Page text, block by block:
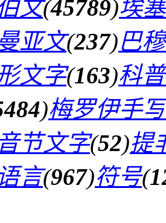
文(45789)埃
亚文(237)巴
文字(163)科
)梅罗伊手
节文字(52)提
言(967)符号(